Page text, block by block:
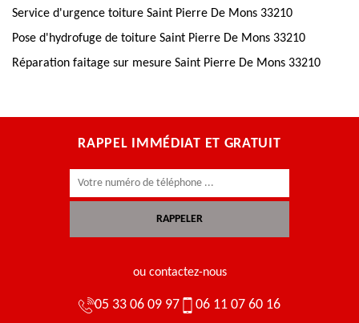
Service d'urgence toiture Saint Pierre De Mons 33210
Pose d'hydrofuge de toiture Saint Pierre De Mons 33210
Réparation faitage sur mesure Saint Pierre De Mons 33210
RAPPEL IMMÉDIAT ET GRATUIT
ou contactez-nous
05 33 06 09 97 06 11 07 60 16